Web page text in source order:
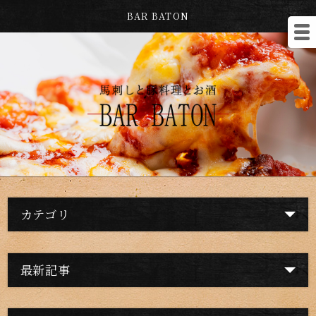
BAR BATON
カテゴリ
最新記事